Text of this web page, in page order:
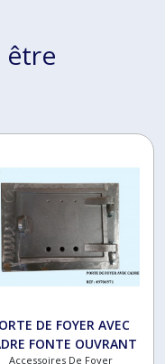
être
DE FOYER AVEC
FONTE OUVRANT
Accessoires De Foyer